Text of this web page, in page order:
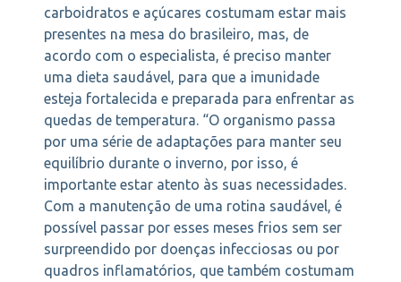
carboidratos e açúcares costumam estar mais
presentes na mesa do brasileiro, mas, de
acordo com o especialista, é preciso manter
uma dieta saudável, para que a imunidade
esteja fortalecida e preparada para enfrentar as
quedas de temperatura. “O organismo passa
por uma série de adaptações para manter seu
equilíbrio durante o inverno, por isso, é
importante estar atento às suas necessidades.
Com a manutenção de uma rotina saudável, é
possível passar por esses meses frios sem ser
surpreendido por doenças infecciosas ou por
quadros inflamatórios, que também costumam